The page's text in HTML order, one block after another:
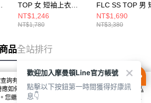
TOP 女 短袖上衣
HQ8080104
NT$1,246
NT$1,780
FLC SS TOP 男
上衣 FB8166012
NT$1,690
NT$3,380
品全站排行
詢有關本網站使用 cookie 方式之詳情，及若您不希
如何變更電腦的 cookie 設定，請參閱本網站「
隱私
您繼續使用本網站即表示您同意本公司得按本網站使
歡迎加入摩曼頓Line官方帳號
點擊以下按鈕第一時間獲得好康訊
息👇